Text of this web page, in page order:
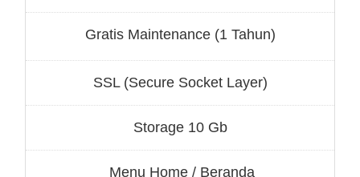
Gratis Maintenance (1 Tahun)
SSL (Secure Socket Layer)
Storage 10 Gb
Menu Home / Beranda